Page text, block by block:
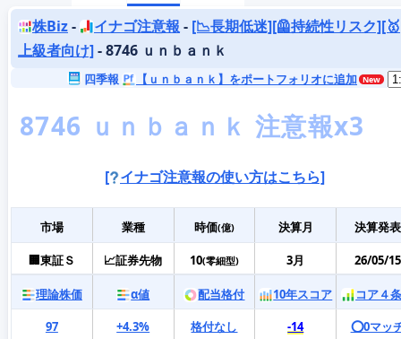
株Biz- イナゴ注意報 - [📉長期低迷][🦺持続性リスク][🥇
上級者向け]- 8746 ｕｎｂａｎｋ
四季報 【ｕｎｂａｎｋ】をポートフォリオに追加
[ イナゴ注意報の使い方はこちら]
市場 業種 時価(億) 決算月 決算発表
🏢東証Ｓ 📈証券先物 10(零細型) 3月 26/05/15
理論株価 α値 配当格付 10年スコア
コア４
97
+4.3% 格付なし -14 ⭕️0マッ